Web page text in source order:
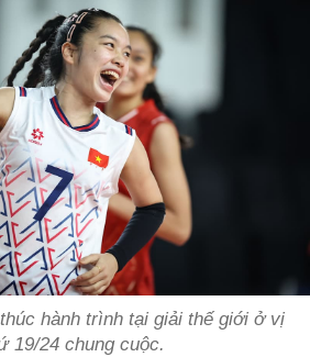
hành trình tại giải thế giới ở vị
19/24 chung cuộc.